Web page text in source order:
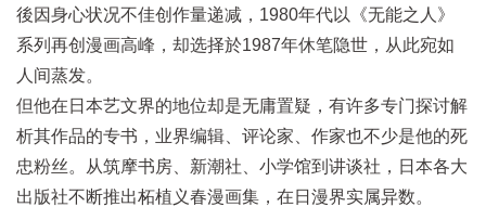
後因身心状况不佳创作量递减，1980年代以《无能之人》
系列再创漫画高峰，却选择於1987年休笔隐世，从此宛如
人间蒸发。
但他在日本艺文界的地位却是无庸置疑，有许多专门探讨解
析其作品的专书，业界编辑、评论家、作家也不少是他的死
忠粉丝。从筑摩书房、新潮社、小学馆到讲谈社，日本各大
出版社不断推出柘植义春漫画集，在日漫界实属异数。